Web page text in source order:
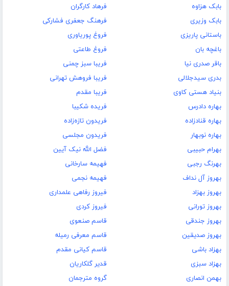
بابک هزاوه
بابک وزیری
باستانی پاریزی
باغچه بان
باقر صدری نیا
بدری سیدجلالی
بنیاد هستی کاوی
بهاره دادرس
بهاره قنادزاده
بهاره نوبهار
بهرام حبیبی
بهرنگ رجبی
بهروز آل نداف
بهروز بهزاد
بهروز تورانی
بهروز جندقی
بهروز صدیقین
بهزاد باشی
بهزاد سبزی
بهمن انصاری
فرهاد کارگران
فرهنگ جعفری فشارکی
فروغ پوریاوری
فروغ طاعتی
فریبا سبز چمنی
فریبا فروهش تهرانی
فریبا مقدم
فریده شکیبا
فریدون تازه‌زاده
فریدون مجلسی
فضل الله نیک آیین
فهیمه سارخانی
فهیمه نجمی
فیروز رفاهی علمداری
فیروز کردی
قاسم صنعوی
قاسم معرفی رمیله
قاسم کیانی مقدم
قدیر گلکاریان
گروه مترجمان